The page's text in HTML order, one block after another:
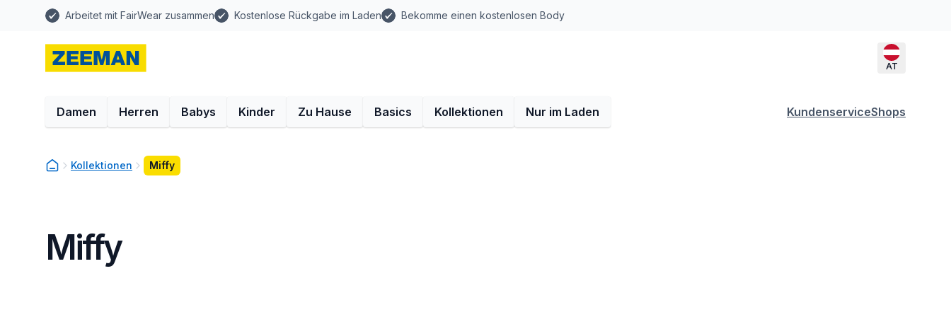
Arbeitet mit FairWear zusammen Kostenlose Rückgabe im Laden Bekomme einen kostenlosen Body
AT
Damen Herren Babys Kinder Zu Hause Basics Kollektionen Nur im Laden KundenserviceShops
Kollektionen Miffy
Miffy